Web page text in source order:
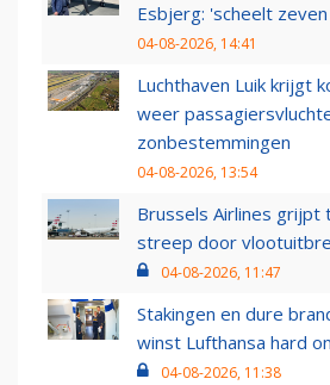
Esbjerg: 'scheelt
04-08-2026, 14:41
Luchthaven Luik krijgt
weer
zonbestemmingen
04-08-2026, 13:54
Brussels Airlines grijpt
streep door
04-08-2026, 11:47
Stakingen en dure
winst Lufthansa hard
04-08-2026, 11:38